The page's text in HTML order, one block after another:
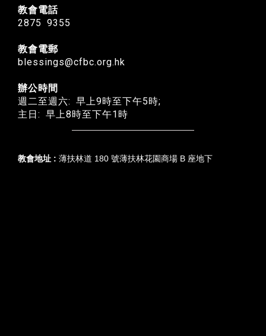
教會電話
2875 9355
教會電郵
blessings@cfbc.org.hk
辦公時間
週二至週六: 早上9時至下午5時;
主日: 早上8時至下午1時
教會地址 : 薄扶林道 180 號薄扶林花園商場 B 座地下